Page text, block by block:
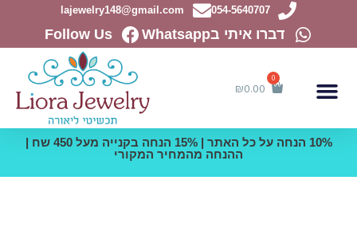
054-5640707
lajewelry148@gmail.com
דברו איתי בWhatsapp Follow Us
₪0.00
10% הנחה על כל האתר | 15% הנחה בקנייה מעל 450 שח |
ההנחה מהמחיר המקורי